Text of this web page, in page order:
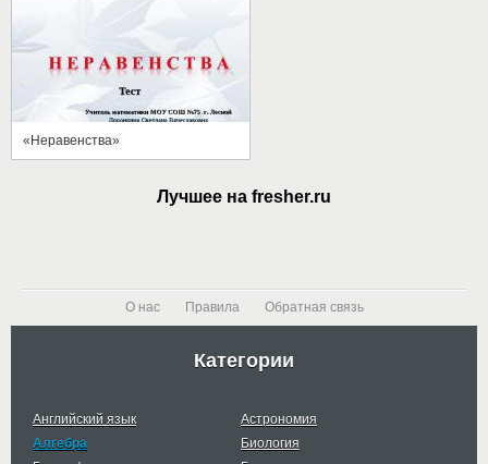
«Неравенства»
Лучшее на fresher.ru
О нас Правила Обратная связь
Категории
Английский язык
Астрономия
Алгебра
Биология